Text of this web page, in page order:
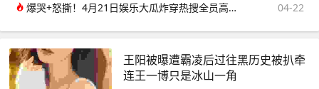
爆哭+怒撕！4月21日娱乐大瓜炸穿热搜全员高能不掺水
04-22
王阳被曝遭霸凌后过往黑历史被扒牵
连王一博只是冰山一角